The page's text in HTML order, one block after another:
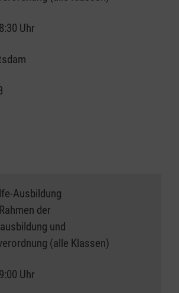
Uhr
Ausbildung
der
und
(alle Klassen)
Uhr